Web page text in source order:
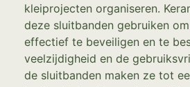
kleiprojecten organiseren.
deze sluitbanden gebruiken
effectief te beveiligen en te
veelzijdigheid en de
de sluitbanden maken ze tot